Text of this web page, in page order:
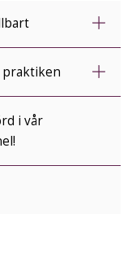
praktiken
i vår